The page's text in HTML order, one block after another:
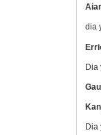
dia
Dia
Dia